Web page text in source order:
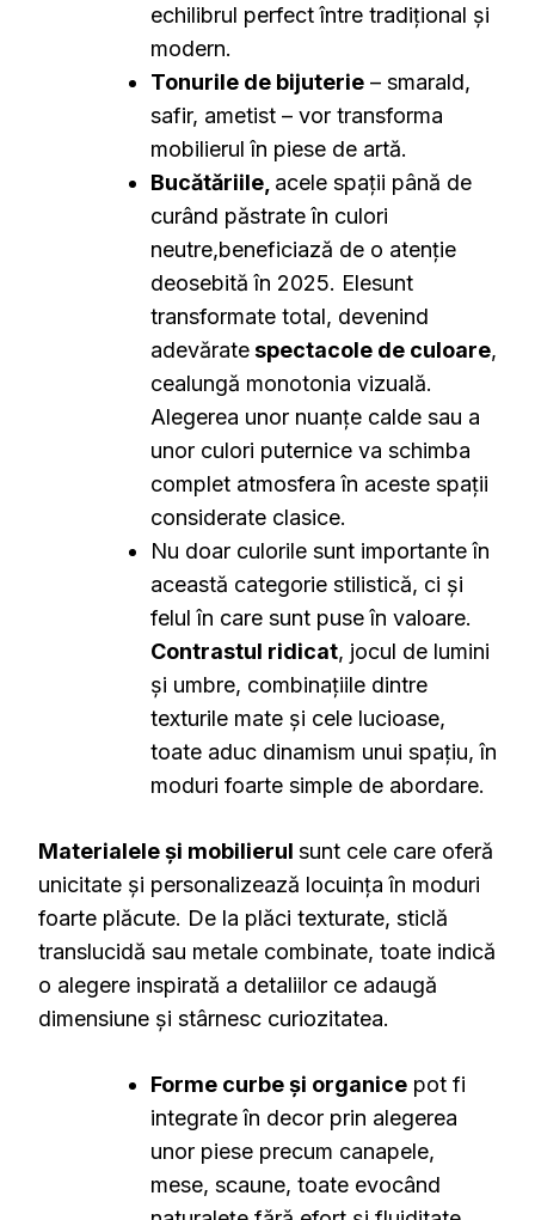
echilibrul perfect între tradițional și
modern.
Tonurile de bijuterie – smarald,
safir, ametist – vor transforma
mobilierul în piese de artă.
Bucătăriile, acele spații până de
curând păstrate în culori
neutre,beneficiază de o atenție
deosebită în 2025. Elesunt
transformate total, devenind
adevăratespectacole de culoare,
cealungă monotonia vizuală.
Alegerea unor nuanțe calde sau a
unor culori puternice va schimba
complet atmosfera în aceste spații
considerate clasice.
Nu doar culorile sunt importante în
această categorie stilistică, ci și
felul în care sunt puse în valoare.
Contrastul ridicat, jocul de lumini
și umbre, combinațiile dintre
texturile mate și cele lucioase,
toate aduc dinamism unui spațiu, în
moduri foarte simple de abordare.
Materialele și mobilierul sunt cele care oferă
unicitate și personalizează locuința în moduri
foarte plăcute. De la plăci texturate, sticlă
translucidă sau metale combinate, toate indică
o alegere inspirată a detaliilor ce adaugă
dimensiune și stârnesc curiozitatea.
Forme curbe și organice pot fi
integrate în decor prin alegerea
unor piese precum canapele,
mese, scaune, toate evocând